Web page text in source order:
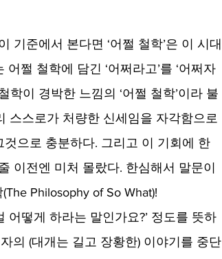
기준에서 본다면 ‘어쩔 철학’은 이 시대
쩔 철학에 담긴 ‘어쩌라고’를 ‘어쩌자
학이 경박한 느낌의 ‘어쩔 철학’이라 불
스스로가 처량한 신세임을 자각함으로
으로 충분하다. 그리고 이 기회에 한
이전엔 미처 몰랐다. 한심해서 말문이
Philosophy of So What)!
어떻게 하라는 말인가요?’ 정도를 뜻하
의 (대개는 길고 장황한) 이야기를 중단